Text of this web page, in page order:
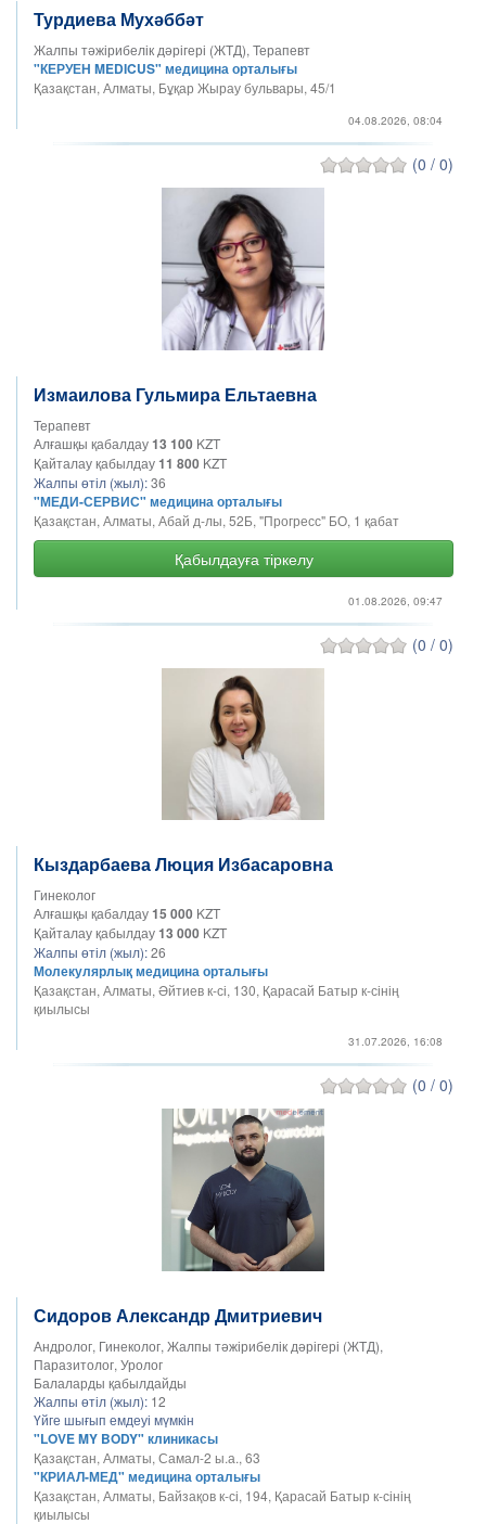
Турдиева Мухәббәт
Жалпы тәжірибелік дәрігері (ЖТД), Терапевт
"КЕРУЕН MEDICUS" медицина орталығы
Қазақстан, Алматы, Бұқар Жырау бульвары, 45/1
04.08.2026, 08:04
(0 / 0)
Измаилова Гульмира Ельтаевна
Терапевт
Алғашқы қабалдау13 100 KZT
Қайталау қабылдау11 800 KZT
Жалпы өтіл (жыл):36
"МЕДИ-СЕРВИС" медицина орталығы
Қазақстан, Алматы, Абай д-лы, 52Б, "Прогресс" БО, 1 қабат
Қабылдауға тіркелу
01.08.2026, 09:47
(0 / 0)
Кыздарбаева Люция Избасаровна
Гинеколог
Алғашқы қабалдау15 000 KZT
Қайталау қабылдау13 000 KZT
Жалпы өтіл (жыл):26
Молекулярлық медицина орталығы
Қазақстан, Алматы, Әйтиев к-сі, 130, Қарасай Батыр к-сінің
қиылысы
31.07.2026, 16:08
(0 / 0)
Сидоров Александр Дмитриевич
Андролог, Гинеколог, Жалпы тәжірибелік дәрігері (ЖТД),
Паразитолог, Уролог
Балаларды қабылдайды
Жалпы өтіл (жыл): 12
Үйге шығып емдеуі мүмкін
"LOVE MY BODY" клиникасы
Қазақстан, Алматы, Самал-2 ы.а., 63
"КРИАЛ-МЕД" медицина орталығы
Қазақстан, Алматы, Байзақов к-сі, 194, Қарасай Батыр к-сінің
қиылысы